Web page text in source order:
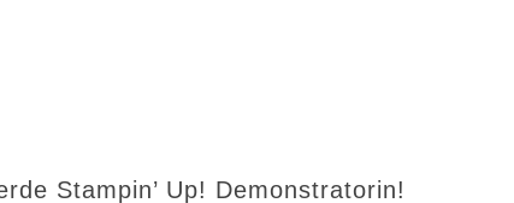
Stampin’ Up! Demonstratorin!